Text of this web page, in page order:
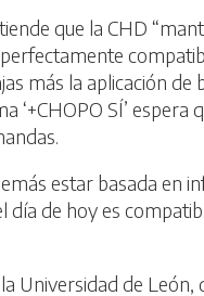
que la CHD
más la aplicación de
SÍ’ espera
estar basada en
día de hoy es
Universidad de León,